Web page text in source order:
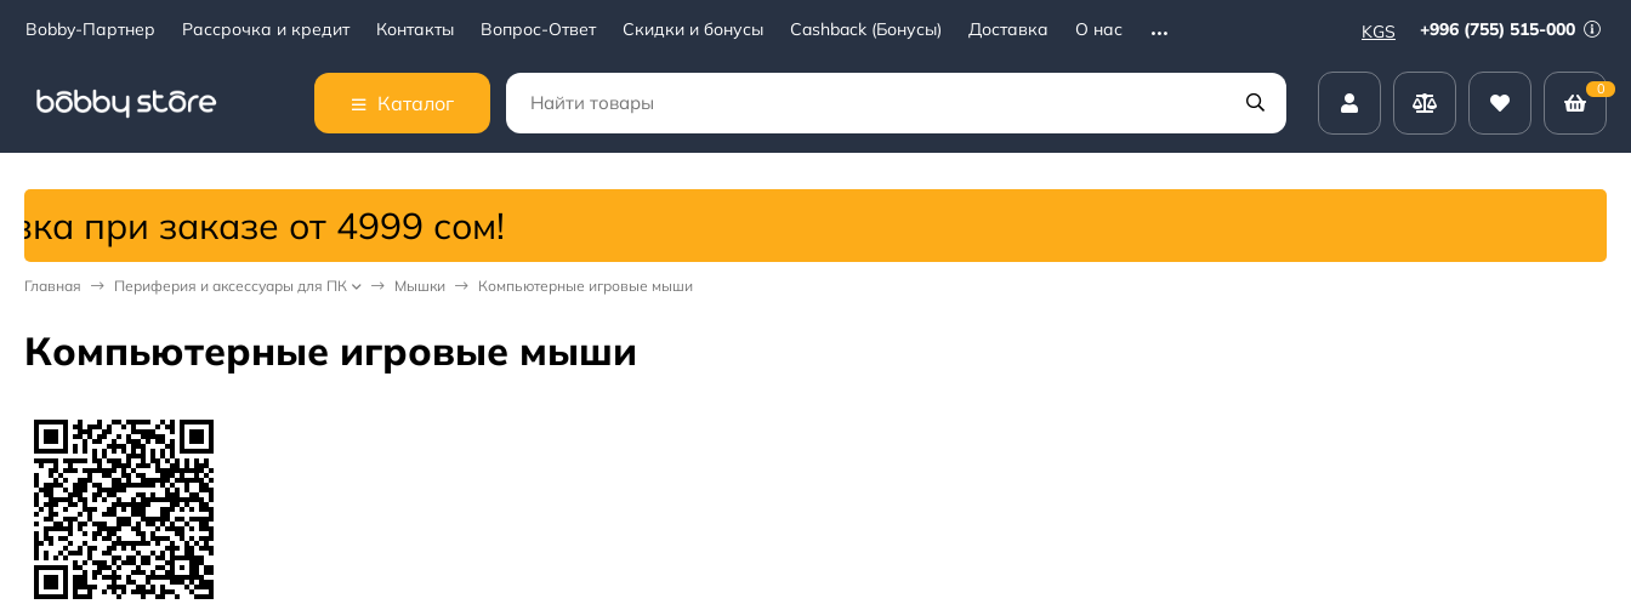
Bobby-Партнер Рассрочка и кредит Контакты Вопрос-Ответ Скидки и бонусы Cashback (Бонусы) Доставка О нас KGS +996 (755) 515-000
Каталог
0
сом!
Главная Периферия и аксессуары для ПК Мышки Компьютерные игровые мыши
Компьютерные игровые мыши